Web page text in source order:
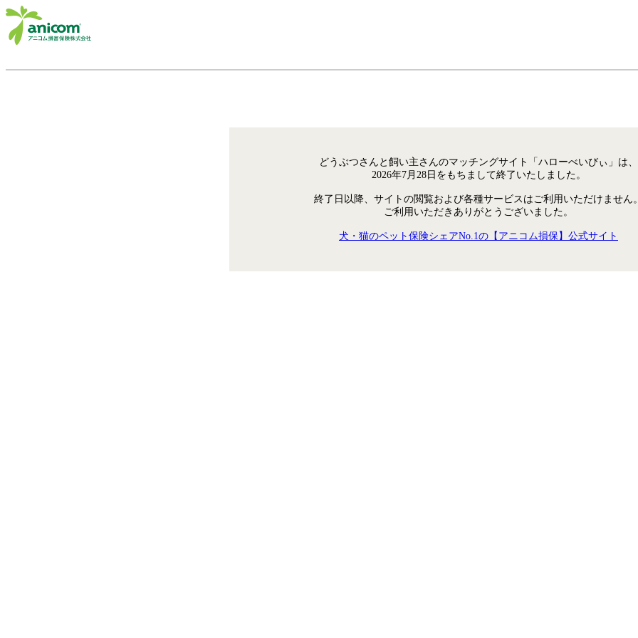
どうぶつさんと飼い主さんのマッチングサイト「ハローべいびぃ」は、
2026年7月28日をもちまして終了いたしました。
終了日以降、サイトの閲覧および各種サービスはご利用いただけません
ご利用いただきありがとうございました。
犬・猫のペット保険シェアNo.1の【アニコム損保】公式サイト